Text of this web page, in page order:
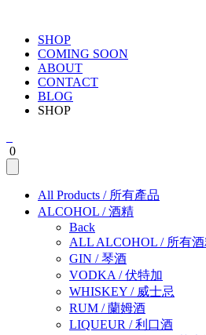
SHOP
COMING SOON
ABOUT
CONTACT
BLOG
SHOP
0
All Products / 所有產品
ALCOHOL /酒精
Back
ALL ALCOHOL / 所有
GIN /琴酒
VODKA /伏特加
WHISKEY / 威士忌
RUM /蘭姆酒
LIQUEUR /利口酒